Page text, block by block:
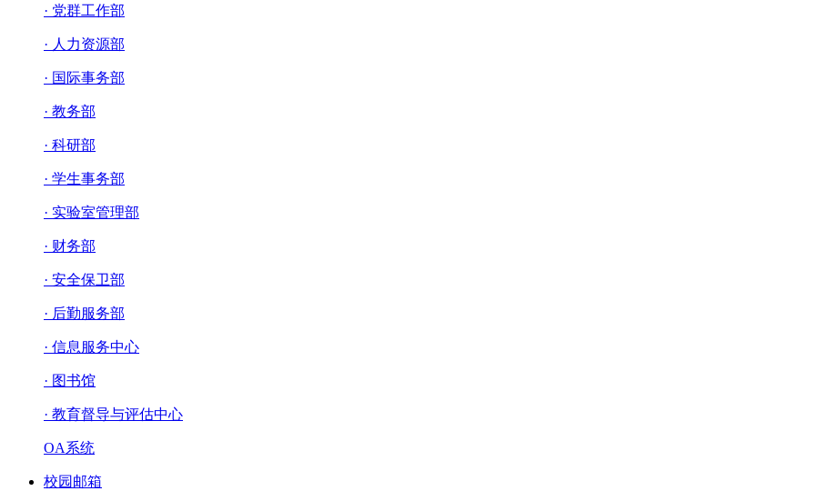
· 党群工作部
· 人力资源部
· 国际事务部
· 教务部
· 科研部
· 学生事务部
· 实验室管理部
· 财务部
· 安全保卫部
· 后勤服务部
· 信息服务中心
· 图书馆
· 教育督导与评估中心
OA系统
校园邮箱